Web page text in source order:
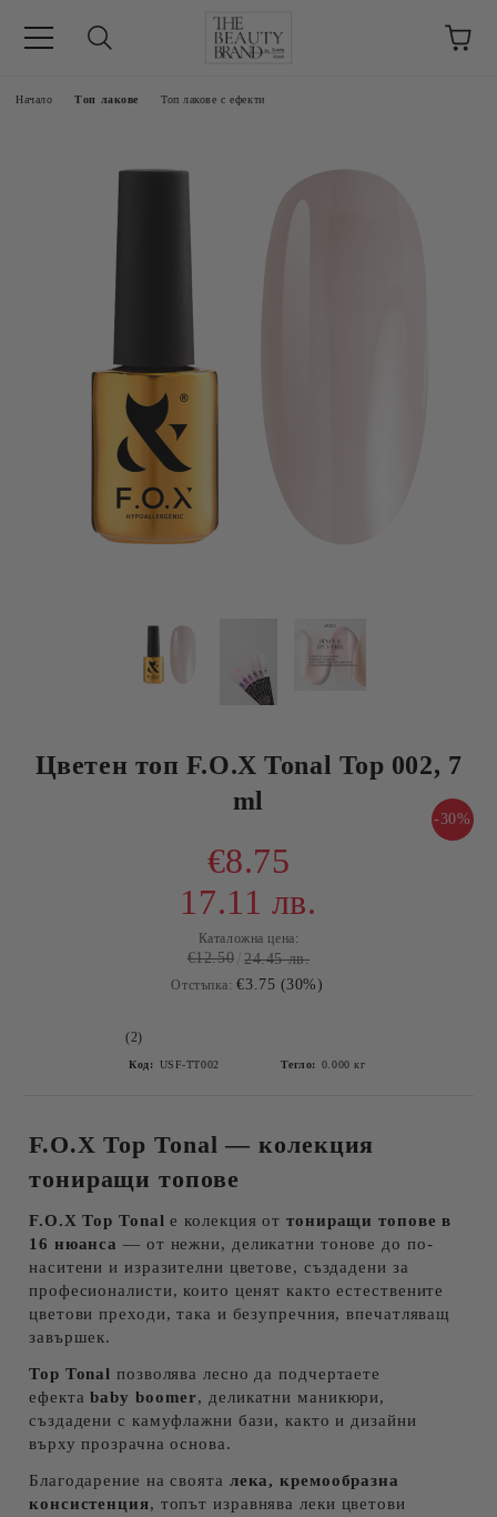
Начало Топ лакове Топ лакове с ефекти
Цветен топ F.O.X Tonal Top 002, 7
ml
-30%
€8.75
17.11 лв.
Каталожна цена:
€12.50 24.45 лв.
Отстъпка: €3.75 (30%)
(2)
Код: USF-TT002 Тегло: 0.000 кг
F.O.X Top Tonal — колекция
тониращи топове
F.O.X Top Tonal е колекция от тониращи топове в
16 нюанса — от нежни, деликатни тонове до по-
наситени и изразителни цветове, създадени за
професионалисти, които ценят както естествените
цветови преходи, така и безупречния, впечатляващ
завършек.
Top Tonal позволява лесно да подчертаете
ефектаbaby boomer, деликатни маникюри,
създадени с камуфлажни бази, както и дизайни
върху прозрачна основа.
Благодарение на своята лека, кремообразна
консистенция, топът изравнява леки цветови